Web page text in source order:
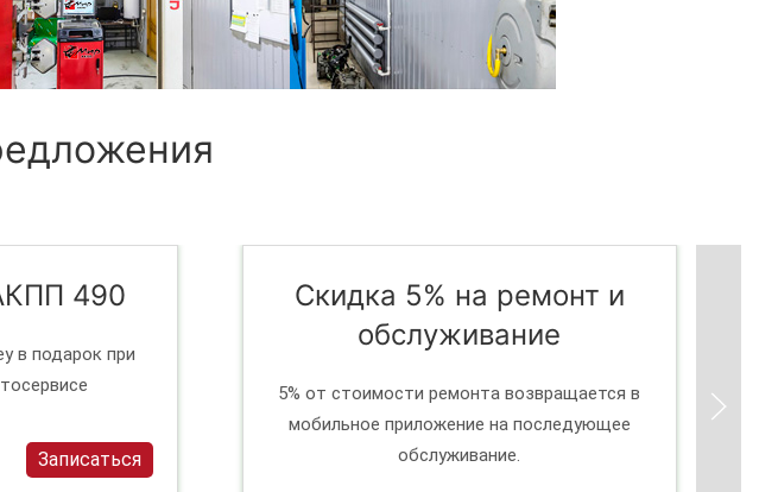
490
в подарок при
Записаться
Скидка 5% на ремонт и
обслуживание
5% от стоимости ремонта возвращается в
мобильное приложение на последующее
обслуживание.